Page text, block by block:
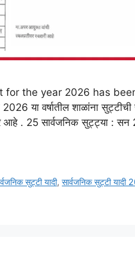
the year 2026 has
वर्षातील शाळांना सुट्टीची
आहे . 25 सार्वजनिक सुट्ट्या :
सुट्टी यादी,सार्वजनिक सुट्टी यादी